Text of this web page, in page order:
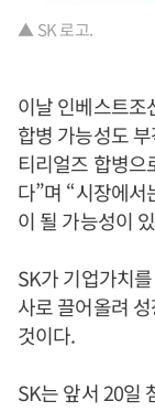
▲ SK 로고.
이날 인베스트조
합병 가능성도
티리얼즈 합병으
다”며 “시장에서
이 될 가능성이
SK가 기업가치
사로 끌어올려
것이다.
SK는 앞서 20일